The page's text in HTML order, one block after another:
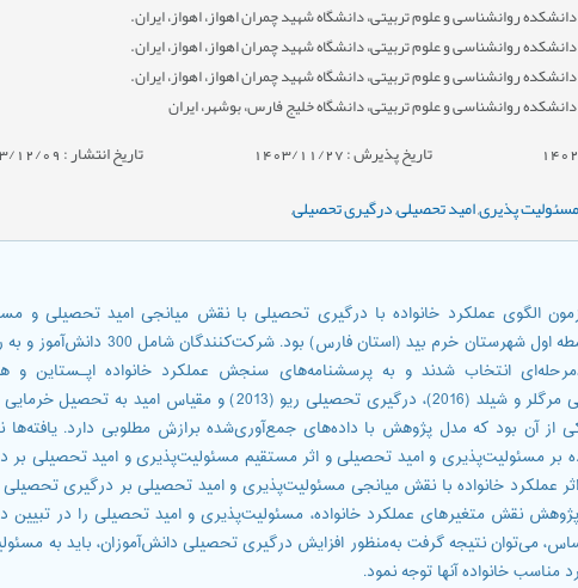
روانشناسی و علوم تربیتی، دانشگاه شهید چمران اهواز، اهواز، ایران.
روانشناسی و علوم تربیتی، دانشگاه شهید چمران اهواز، اهواز، ایران.
روانشناسی و علوم تربیتی، دانشگاه شهید چمران اهواز، اهواز، ایران.
روانشناسی و علوم تربیتی، دانشگاه خلیج فارس، بوشهر، ایران
تاریخ پذیرش : 1403/11/27 تاریخ انتشار : 1403/12/09
مسئولیت پذیری,امید تحصیلی,درگیری تحصیلی,
الگوی عملکرد خانواده با درگیری تحصیلی با نقش میانجی امید تحصیلی و
دانش‌‌آموزان دوره متوسطه اول شهرستان خرم‌‌ بید (استان
از آن بود که مدل پژوهش با داده‌‌های جمع‌‌آوری‌شده برازش مطلوبی دارد. یافته‌‌ها
بر مسئولیت‌‌پذیری و امید تحصیلی و اثر مستقیم مسئولیت‌‌پذیری و امید تحصیلی
عملکرد خانواده با نقش میانجی مسئولیت‌‌پذیری و امید تحصیلی بر درگیری تحصیلی
پژوهش نقش متغیرهای عملکرد خانواده، مسئولیت‌پذیری و امید تحصیلی را در
می‌‌توان نتیجه گرفت به‌منظور افزایش درگیری تحصیلی دانش‌‌آموزان، باید به
خانواده آنها توجه نمود.